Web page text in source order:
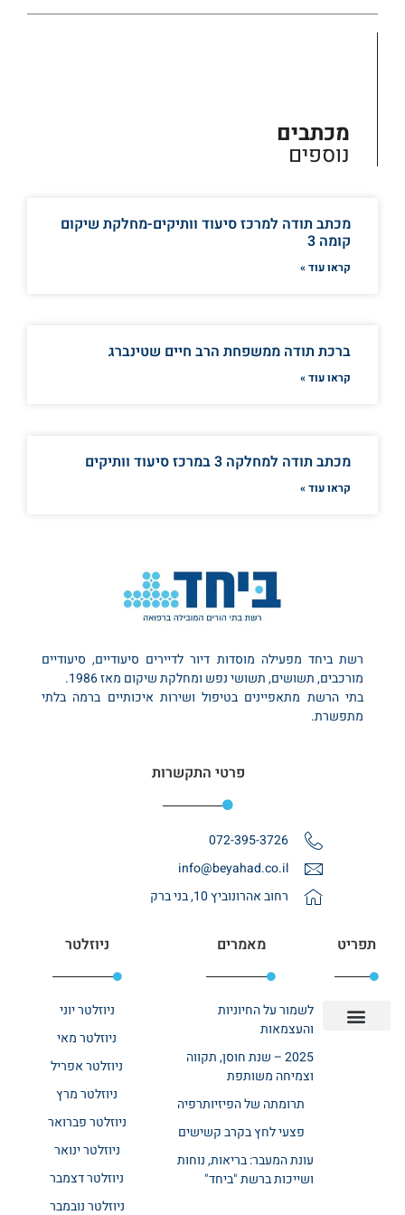
מכתבים
נוספים
מכתב תודה למרכז סיעוד וותיקים-מחלקת שיקום
קומה 3
קראו עוד »
ברכת תודה ממשפחת הרב חיים שטינברג
קראו עוד »
מכתב תודה למחלקה 3 במרכז סיעוד וותיקים
קראו עוד »
רשת ביחד מפעילה מוסדות דיור לדיירים סיעודיים, סיעודיים
מורכבים, תשושים, תשושי נפש ומחלקת שיקום מאז 1986.
בתי הרשת מתאפיינים בטיפול ושירות איכותיים ברמה בלתי
מתפשרת.
פרטי התקשרות
072-395-3726
info@beyahad.co.il
רחוב אהרונוביץ 10, בני ברק
תפריט מאמרים
לשמור על החיוניות
והעצמאות
2025 – שנת חוסן, תקווה
וצמיחה משותפת
תרומתה של הפיזיותרפיה
פצעי לחץ בקרב קשישים
עונת המעבר: בריאות, נוחות
ושייכות ברשת "ביחד"
ניוזלטר
ניוזלטר יוני
ניוזלטר מאי
ניוזלטר אפריל
ניוזלטר מרץ
ניוזלטר פברואר
ניוזלטר ינואר
ניוזלטר דצמבר
ניוזלטר נובמבר